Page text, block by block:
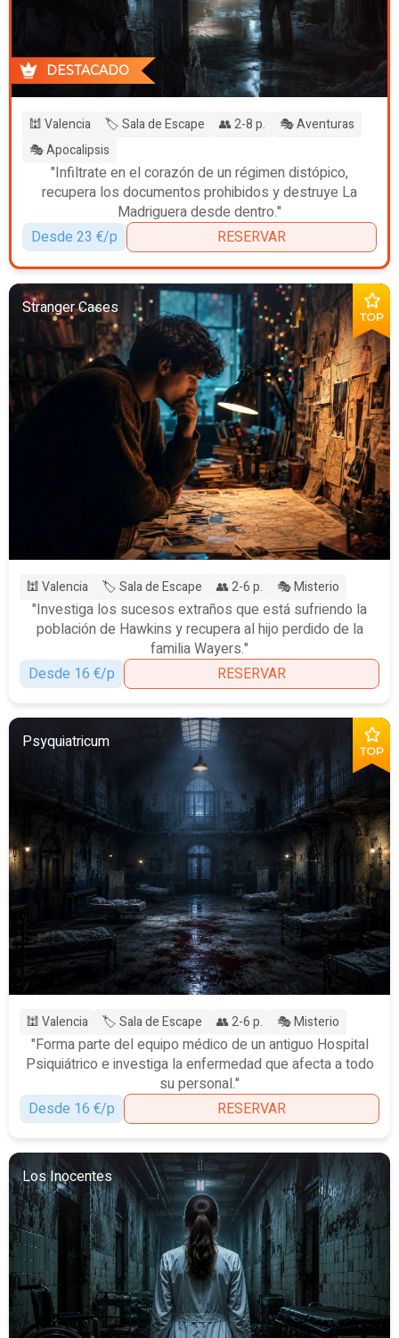
DESTACADO
🕍 Valencia 🏷️ Sala de Escape 👥 2-8 p.
🎭 Aventuras
🎭 Apocalipsis
"Infiltrate en el corazón de un régimen distópico,
recupera los documentos prohibidos y destruye La
Madriguera desde dentro."
Desde 23 €/p
RESERVAR
TOP
Stranger Cases
🕍 Valencia 🏷️ Sala de Escape 👥 2-6 p. 🎭 Misterio
"Investiga los sucesos extraños que está sufriendo la
población de Hawkins y recupera al hijo perdido de la
familia Wayers."
Desde 16 €/p
RESERVAR
TOP
Psyquiatricum
🕍 Valencia 🏷️ Sala de Escape 👥 2-6 p. 🎭 Misterio
"Forma parte del equipo médico de un antiguo Hospital
Psiquiátrico e investiga la enfermedad que afecta a todo
su personal."
Desde 16 €/p
RESERVAR
Los Inocentes